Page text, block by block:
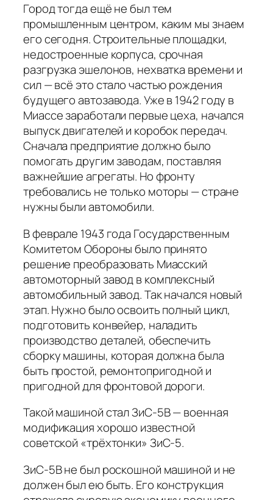
Город тогда ещё не был тем
промышленным центром, каким мы знаем
его сегодня. Строительные площадки,
недостроенные корпуса, срочная
разгрузка эшелонов, нехватка времени и
сил — всё это стало частью рождения
будущего автозавода. Уже в 1942 году в
Миассе заработали первые цеха, начался
выпуск двигателей и коробок передач.
Сначала предприятие должно было
помогать другим заводам, поставляя
важнейшие агрегаты. Но фронту
требовались не только моторы — стране
нужны были автомобили.
В феврале 1943 года Государственным
Комитетом Обороны было принято
решение преобразовать Миасский
автомоторный завод в комплексный
автомобильный завод. Так начался новый
этап. Нужно было освоить полный цикл,
подготовить конвейер, наладить
производство деталей, обеспечить
сборку машины, которая должна была
быть простой, ремонтопригодной и
пригодной для фронтовой дороги.
Такой машиной стал ЗиС-5В — военная
модификация хорошо известной
советской «трёхтонки» ЗиС-5.
ЗиС-5В не был роскошной машиной и не
должен был ею быть. Его конструкция